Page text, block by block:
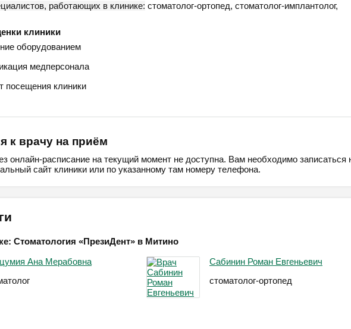
работающих в клинике: стоматолог-ортопед, стоматолог-имплантолог,
клиники
оборудованием
медперсонала
посещения клиники
к врачу на приём
онлайн-расписание на текущий момент не доступна. Вам необходимо записаться
сайт клиники или по указанному там номеру телефона.
Стоматология «ПрезиДент» в Митино
Ана Мерабовна
Сабинин Роман Евгеньевич
стоматолог-ортопед